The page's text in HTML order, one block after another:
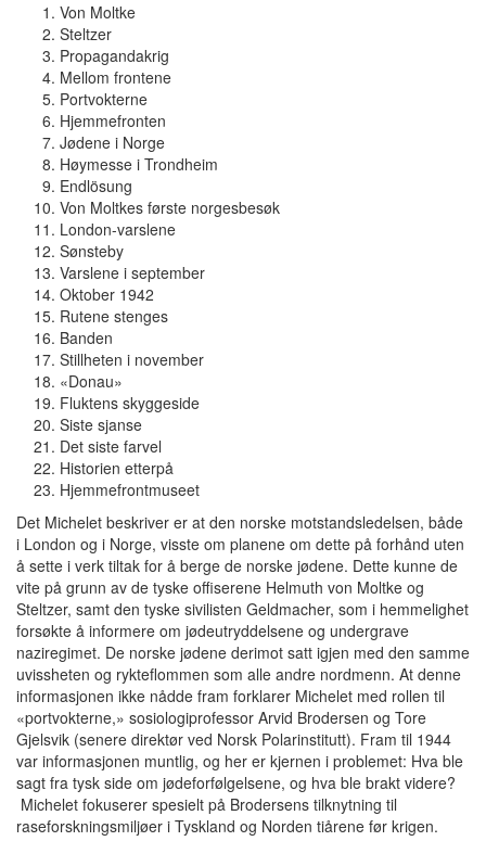
Von Moltke
Steltzer
Propagandakrig
Mellom frontene
Portvokterne
Hjemmefronten
Jødene i Norge
Høymesse i Trondheim
Endlösung
Von Moltkes første norgesbesøk
London-varslene
Sønsteby
Varslene i september
Oktober 1942
Rutene stenges
Banden
Stillheten i november
«Donau»
Fluktens skyggeside
Siste sjanse
Det siste farvel
Historien etterpå
Hjemmefrontmuseet
Det Michelet beskriver er at den norske motstandsledelsen, både
i London og i Norge, visste om planene om dette på forhånd uten
å sette i verk tiltak for å berge de norske jødene. Dette kunne de
vite på grunn av de tyske offiserene Helmuth von Moltke og
Steltzer, samt den tyske sivilisten Geldmacher, som i hemmelighet
forsøkte å informere om jødeutryddelsene og undergrave
naziregimet. De norske jødene derimot satt igjen med den samme
uvissheten og rykteflommen som alle andre nordmenn. At denne
informasjonen ikke nådde fram forklarer Michelet med rollen til
«portvokterne,» sosiologiprofessor Arvid Brodersen og Tore
Gjelsvik (senere direktør ved Norsk Polarinstitutt). Fram til 1944
var informasjonen muntlig, og her er kjernen i problemet: Hva ble
sagt fra tysk side om jødeforfølgelsene, og hva ble brakt videre?
Michelet fokuserer spesielt på Brodersens tilknytning til
raseforskningsmiljøer i Tyskland og Norden tiårene før krigen.